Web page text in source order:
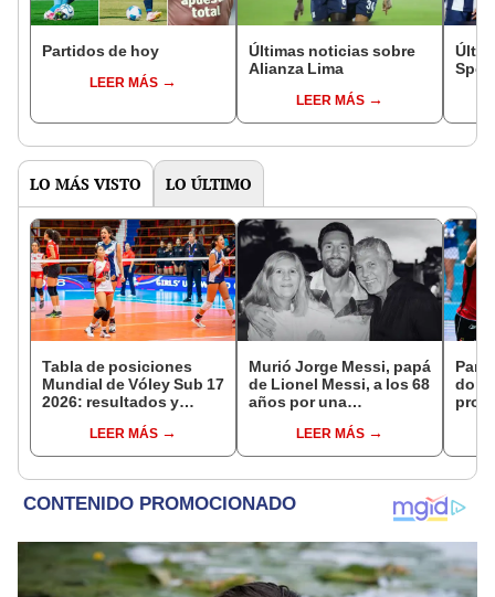
Partidos de hoy
LEER MÁS
Últimas noticias sobre
Alianza Lima
LEER MÁS
LO MÁS VISTO LO ÚLTIMO
Tabla de posiciones
Mundial de Vóley Sub 17
2026: resultados y
de gruposLEER MÁS
Murió Jorge Messi, papá
de Lionel Messi, a los 68
años por una
LEER MÁS